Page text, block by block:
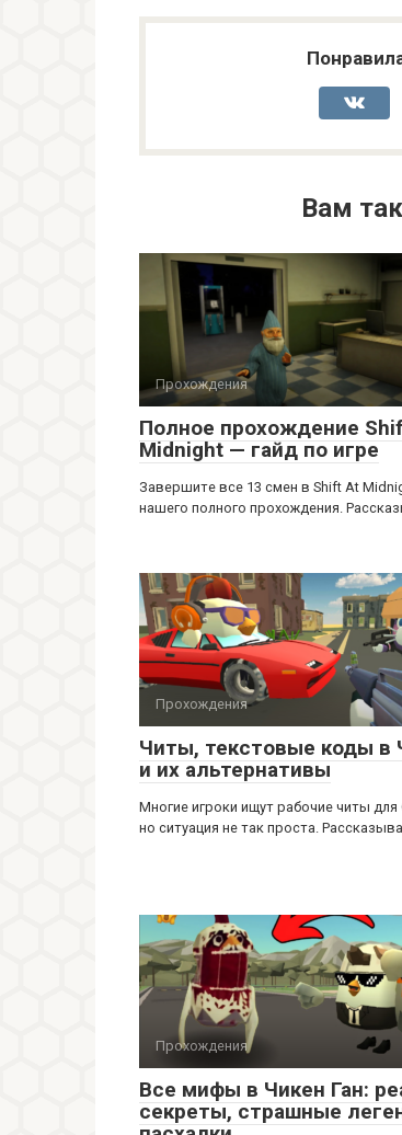
Вам
Прохождения
Полное прохождение
Midnight — гайд по игре
Завершите все 13 смен в Shift At
нашего полного прохождения.
Прохождения
Читы, текстовые коды в
и их альтернативы
Многие игроки ищут рабочие читы для
но ситуация не так проста.
Прохождения
Все мифы в Чикен Ган:
секреты, страшные